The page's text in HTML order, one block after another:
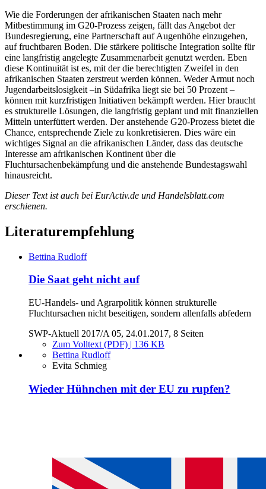
Wie die Forderungen der afrikanischen Staaten nach mehr
Mitbestimmung im G20-Prozess zeigen, fällt das Angebot der
Bundesregierung, eine Partnerschaft auf Augenhöhe einzugehen,
auf fruchtbaren Boden. Die stärkere politische Integration sollte für
eine langfristig angelegte Zusammenarbeit genutzt werden. Eben
diese Kontinuität ist es, mit der die berechtigten Zweifel in den
afrikanischen Staaten zerstreut werden können. Weder Armut noch
Jugendarbeitslosigkeit –in Südafrika liegt sie bei 50 Prozent –
können mit kurzfristigen Initiativen bekämpft werden. Hier braucht
es strukturelle Lösungen, die langfristig geplant und mit finanziellen
Mitteln unterfüttert werden. Der anstehende G20-Prozess bietet die
Chance, entsprechende Ziele zu konkretisieren. Dies wäre ein
wichtiges Signal an die afrikanischen Länder, dass das deutsche
Interesse am afrikanischen Kontinent über die
Fluchtursachenbekämpfung und die anstehende Bundestagswahl
hinausreicht.
Dieser Text ist auch bei EurActiv.de und Handelsblatt.com
erschienen.
Literaturempfehlung
Bettina Rudloff
Die Saat geht nicht auf
EU-Handels- und Agrarpolitik können strukturelle
Fluchtursachen nicht beseitigen, sondern allenfalls abfedern
SWP-Aktuell 2017/A 05, 24.01.2017, 8 Seiten
Zum Volltext (PDF) | 136 KB
Bettina Rudloff
Evita Schmieg
Wieder Hühnchen mit der EU zu rupfen?